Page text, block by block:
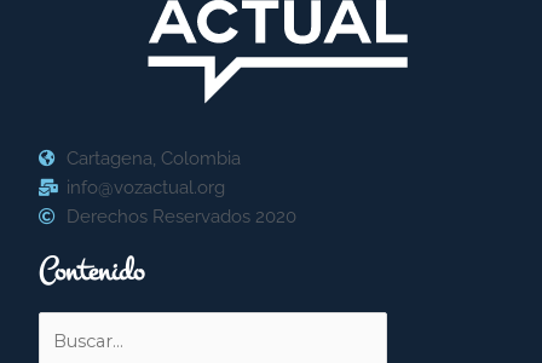
Cartagena, Colombia
info@vozactual.org
Derechos Reservados 2020
Contenido
por: